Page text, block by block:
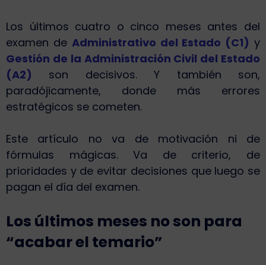
Los últimos cuatro o cinco meses antes del
examen de Administrativo del Estado (C1) y
Gestión de la Administración Civil del Estado
(A2) son decisivos. Y también son,
paradójicamente, donde más errores
estratégicos se cometen.
Este artículo no va de motivación ni de
fórmulas mágicas. Va de criterio, de
prioridades y de evitar decisiones que luego se
pagan el día del examen.
Los últimos meses no son para
“acabar el temario”